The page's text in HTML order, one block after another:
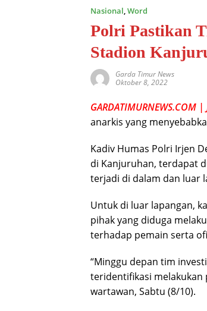
Nasional,Word
Polri Pastikan
Stadion
Garda Timur News
Oktober 8, 2022
GARDATIMURNEWS.COM
anarkis yang
Kadiv Humas Polri Irjen
di Kanjuruhan, terdapat
terjadi di dalam dan luar
Untuk di luar lapangan,
pihak yang diduga
terhadap pemain serta
“Minggu depan tim
teridentifikasi melakukan
wartawan, Sabtu (8/10).